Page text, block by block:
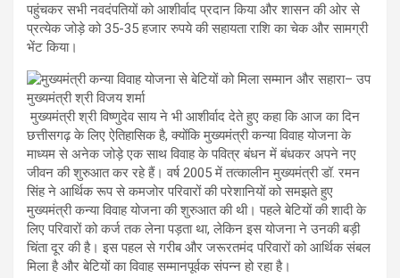
पहुंचकर सभी नवदंपतियों को आशीर्वाद प्रदान किया और शासन की ओर से
प्रत्येक जोड़े को 35-35 हजार रुपये की सहायता राशि का चेक और सामग्री
भेंट किया।
मुख्यमंत्री श्री विष्णुदेव साय ने भी आशीर्वाद देते हुए कहा कि आज का दिन
छत्तीसगढ़ के लिए ऐतिहासिक है, क्योंकि मुख्यमंत्री कन्या विवाह योजना के
माध्यम से अनेक जोड़े एक साथ विवाह के पवित्र बंधन में बंधकर अपने नए
जीवन की शुरुआत कर रहे हैं। वर्ष 2005 में तत्कालीन मुख्यमंत्री डॉ. रमन
सिंह ने आर्थिक रूप से कमजोर परिवारों की परेशानियों को समझते हुए
मुख्यमंत्री कन्या विवाह योजना की शुरुआत की थी। पहले बेटियों की शादी के
लिए परिवारों को कर्ज तक लेना पड़ता था, लेकिन इस योजना ने उनकी बड़ी
चिंता दूर की है। इस पहल से गरीब और जरूरतमंद परिवारों को आर्थिक संबल
मिला है और बेटियों का विवाह सम्मानपूर्वक संपन्न हो रहा है।